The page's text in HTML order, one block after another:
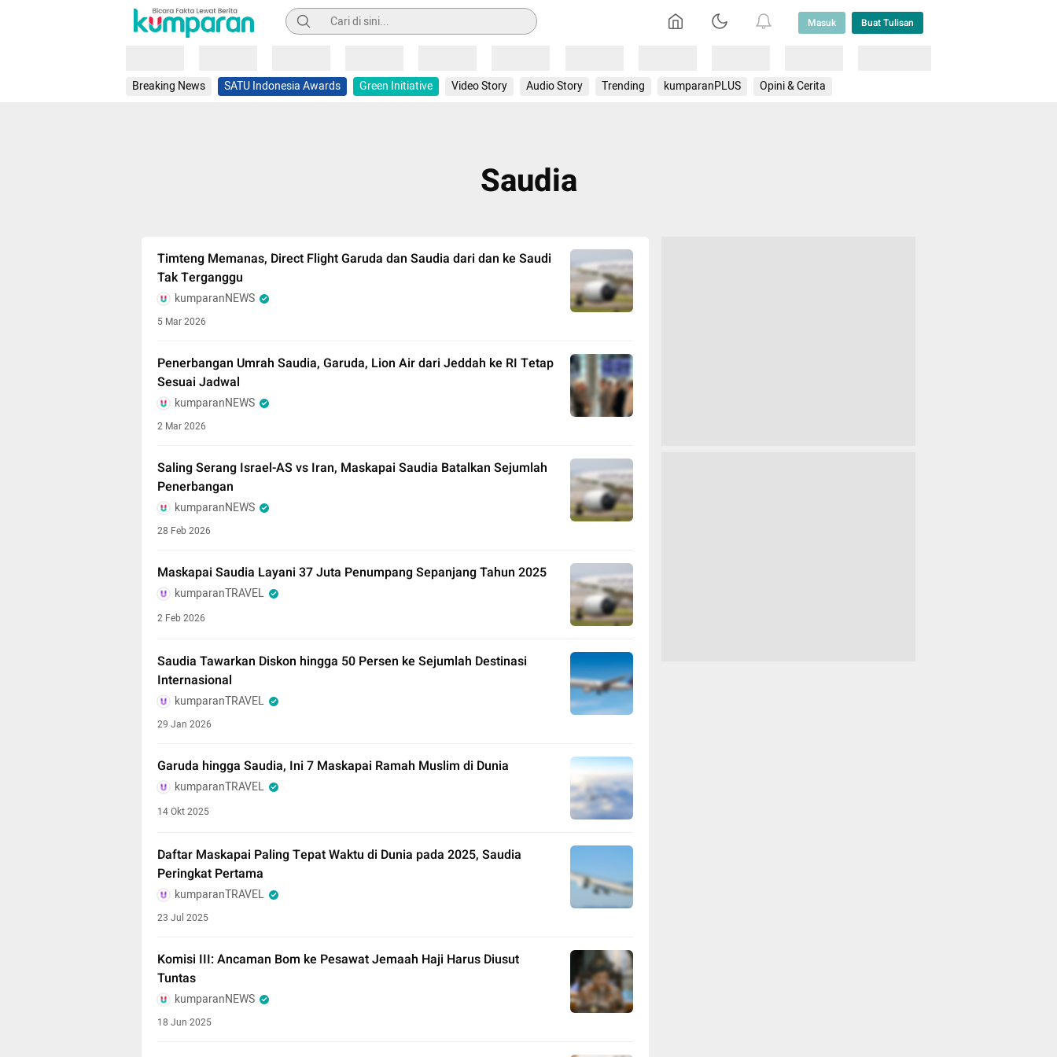
Pencarian Masuk Buat Tulisan
Breaking News SATU Indonesia Awards Green Initiative Video Story Audio Story Trending kumparanPLUS Opini & Cerita
Saudia
Timteng Memanas, Direct Flight Garuda dan Saudia dari dan ke Saudi
Tak Terganggu
kumparanNEWS
5 Mar 2026
Penerbangan Umrah Saudia, Garuda, Lion Air dari Jeddah ke RI Tetap
Sesuai Jadwal
kumparanNEWS
2 Mar 2026
Saling Serang Israel-AS vs Iran, Maskapai Saudia Batalkan Sejumlah
Penerbangan
kumparanNEWS
28 Feb 2026
Maskapai Saudia Layani 37 Juta Penumpang Sepanjang Tahun 2025
kumparanTRAVEL
2 Feb 2026
Saudia Tawarkan Diskon hingga 50 Persen ke Sejumlah Destinasi
Internasional
kumparanTRAVEL
29 Jan 2026
Garuda hingga Saudia, Ini 7 Maskapai Ramah Muslim di Dunia
kumparanTRAVEL
14 Okt 2025
Daftar Maskapai Paling Tepat Waktu di Dunia pada 2025, Saudia
Peringkat Pertama
kumparanTRAVEL
23 Jul 2025
Komisi III: Ancaman Bom ke Pesawat Jemaah Haji Harus Diusut
Tuntas
kumparanNEWS
18 Jun 2025